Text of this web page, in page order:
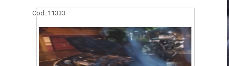
Cod.:11333